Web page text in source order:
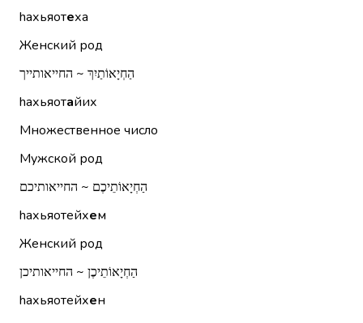
hахьяотеха
Женский род
הַחְיָאוֹתַיִךְ ~ החייאותייך
hахьяотайих
Множественное число
Мужской род
הַחְיָאוֹתֵיכֶם ~ החייאותיכם
hахьяотейхем
Женский род
הַחְיָאוֹתֵיכֶן ~ החייאותיכן
hахьяотейхен